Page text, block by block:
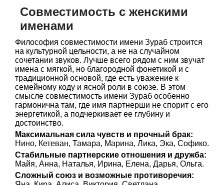
Совместимость с женскими
именами
Философия совместимости имени Зураб строится
на культурной цельности, а не на случайном
сочетании звуков. Лучше всего рядом с ним звучат
имена с мягкой, но благородной фонетикой и с
традиционной основой, где есть уважение к
семейному коду и ясной роли в союзе. В этом
смысле совместимость имени Зураб особенно
гармонична там, где имя партнерши не спорит с его
энергетикой, а подчеркивает ее глубину и
достоинство.
Максимальная сила чувств и прочный брак:
Нино, Кетеван, Тамара, Марина, Лика, Эка, Софико.
Стабильные партнерские отношения и дружба:
Майя, Анна, Наталья, Ирина, Елена, Дарья, Ольга.
Сложный союз и возможные противоречия: